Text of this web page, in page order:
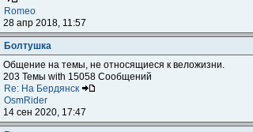
Romeo
28 апр 2018, 11:57
Болтушка
Общение на темы, не относящиеся к веложизни.
203 Темы with 15058 Сообщений
Re: На Бердянск
OsmRider
14 сен 2020, 17:47